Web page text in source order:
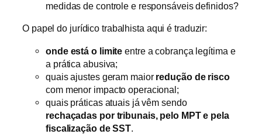
medidas de controle e responsáveis definidos?
O papel do jurídico trabalhista aqui é traduzir:
onde está o limite entre a cobrança legítima e
a prática abusiva;
quais ajustes geram maior redução de risco
com menor impacto operacional;
quais práticas atuais já vêm sendo
rechaçadas por tribunais, pelo MPT e pela
fiscalização de SST.